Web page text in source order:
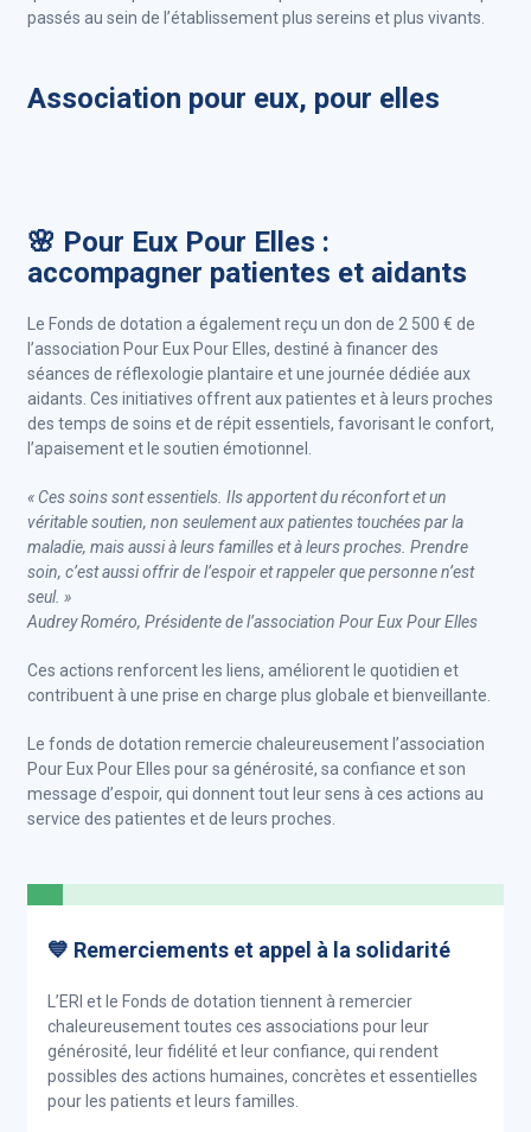
passés au sein de l’établissement plus sereins et plus vivants.
Association pour eux, pour elles
🌸 Pour Eux Pour Elles :
accompagner patientes et aidants
Le Fonds de dotation a également reçu un don de 2 500 € de
l’association Pour Eux Pour Elles, destiné à financer des
séances de réflexologie plantaire et une journée dédiée aux
aidants. Ces initiatives offrent aux patientes et à leurs proches
des temps de soins et de répit essentiels, favorisant le confort,
l’apaisement et le soutien émotionnel.
« Ces soins sont essentiels. Ils apportent du réconfort et un
véritable soutien, non seulement aux patientes touchées par la
maladie, mais aussi à leurs familles et à leurs proches. Prendre
soin, c’est aussi offrir de l’espoir et rappeler que personne n’est
seul. »
Audrey Roméro, Présidente de l’association Pour Eux Pour Elles
Ces actions renforcent les liens, améliorent le quotidien et
contribuent à une prise en charge plus globale et bienveillante.
Le fonds de dotation remercie chaleureusement l’association
Pour Eux Pour Elles pour sa générosité, sa confiance et son
message d’espoir, qui donnent tout leur sens à ces actions au
service des patientes et de leurs proches.
💙 Remerciements et appel à la solidarité
L’ERI et le Fonds de dotation tiennent à remercier
chaleureusement toutes ces associations pour leur
générosité, leur fidélité et leur confiance, qui rendent
possibles des actions humaines, concrètes et essentielles
pour les patients et leurs familles.